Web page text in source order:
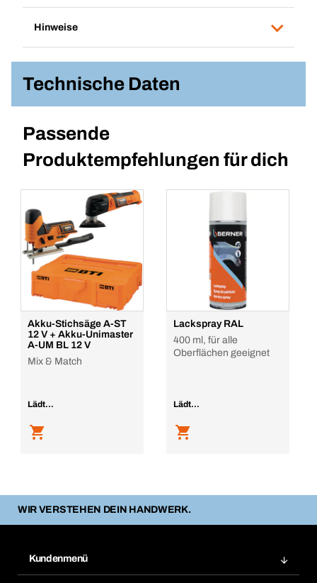
Hinweise
Technische Daten
Passende
Produktempfehlungen für dich
Akku-Stichsäge A-ST
12 V + Akku-Unimaster
A-UM BL 12 V
Mix & Match
Lädt...
Lackspray RAL
400 ml, für alle
Oberflächen geeignet
Lädt...
WIR VERSTEHEN DEIN HANDWERK.
Kundenmenü